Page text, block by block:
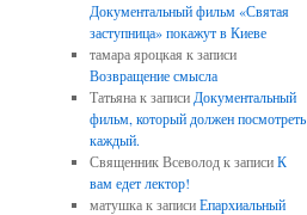
Документальный фильм «Святая
заступница» покажут в Киеве
тамара яроцкая к записи
Возвращение смысла
Татьянак записи Документальный
фильм, который должен посмотреть
каждый.
Священник Всеволодк записиК
вам едет лектор!
матушкак записиЕпархиальный